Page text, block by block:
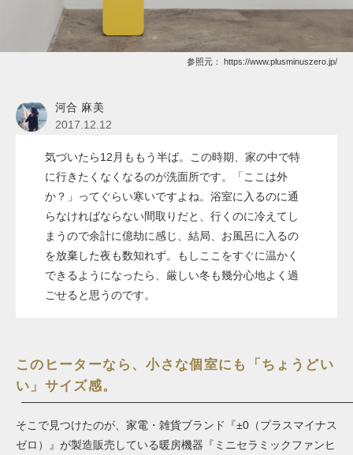
参照元： https://www.plusminuszero.jp/
河合 麻美
2017.12.12
気づいたら12月ももう半ば。この時期、家の中で特
に行きたくなくなるのが洗面所です。「ここは外
か？」ってぐらい寒いですよね。浴室に入るのに通
らなければならない間取りだと、行くのに冷えてし
まうので余計に億劫に感じ、結局、お風呂に入るの
を放棄した夜も数知れず。もしここをすぐに温かく
できるようになったら、厳しい冬も幾分心地よく過
ごせると思うのです。
このヒーターなら、小さな個室にも「ちょうどい
い」サイズ感。
そこで見つけたのが、家電・雑貨ブランド『±0（プラスマイナス
ゼロ ）
』が製造販売している暖房機器『ミニセラミックファンヒ